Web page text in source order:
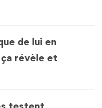
de lui en
révèle et